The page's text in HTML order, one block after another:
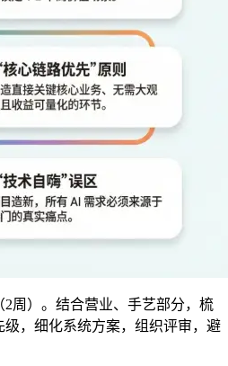
）。结合营业、手艺部分，梳
，细化系统方案，组织评审，避